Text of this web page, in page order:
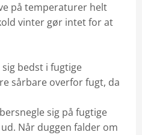
på temperaturer helt
vinter gør intet for at
bedst i fugtige
sårbare overfor fugt, da
sig på fugtige
Når duggen falder om